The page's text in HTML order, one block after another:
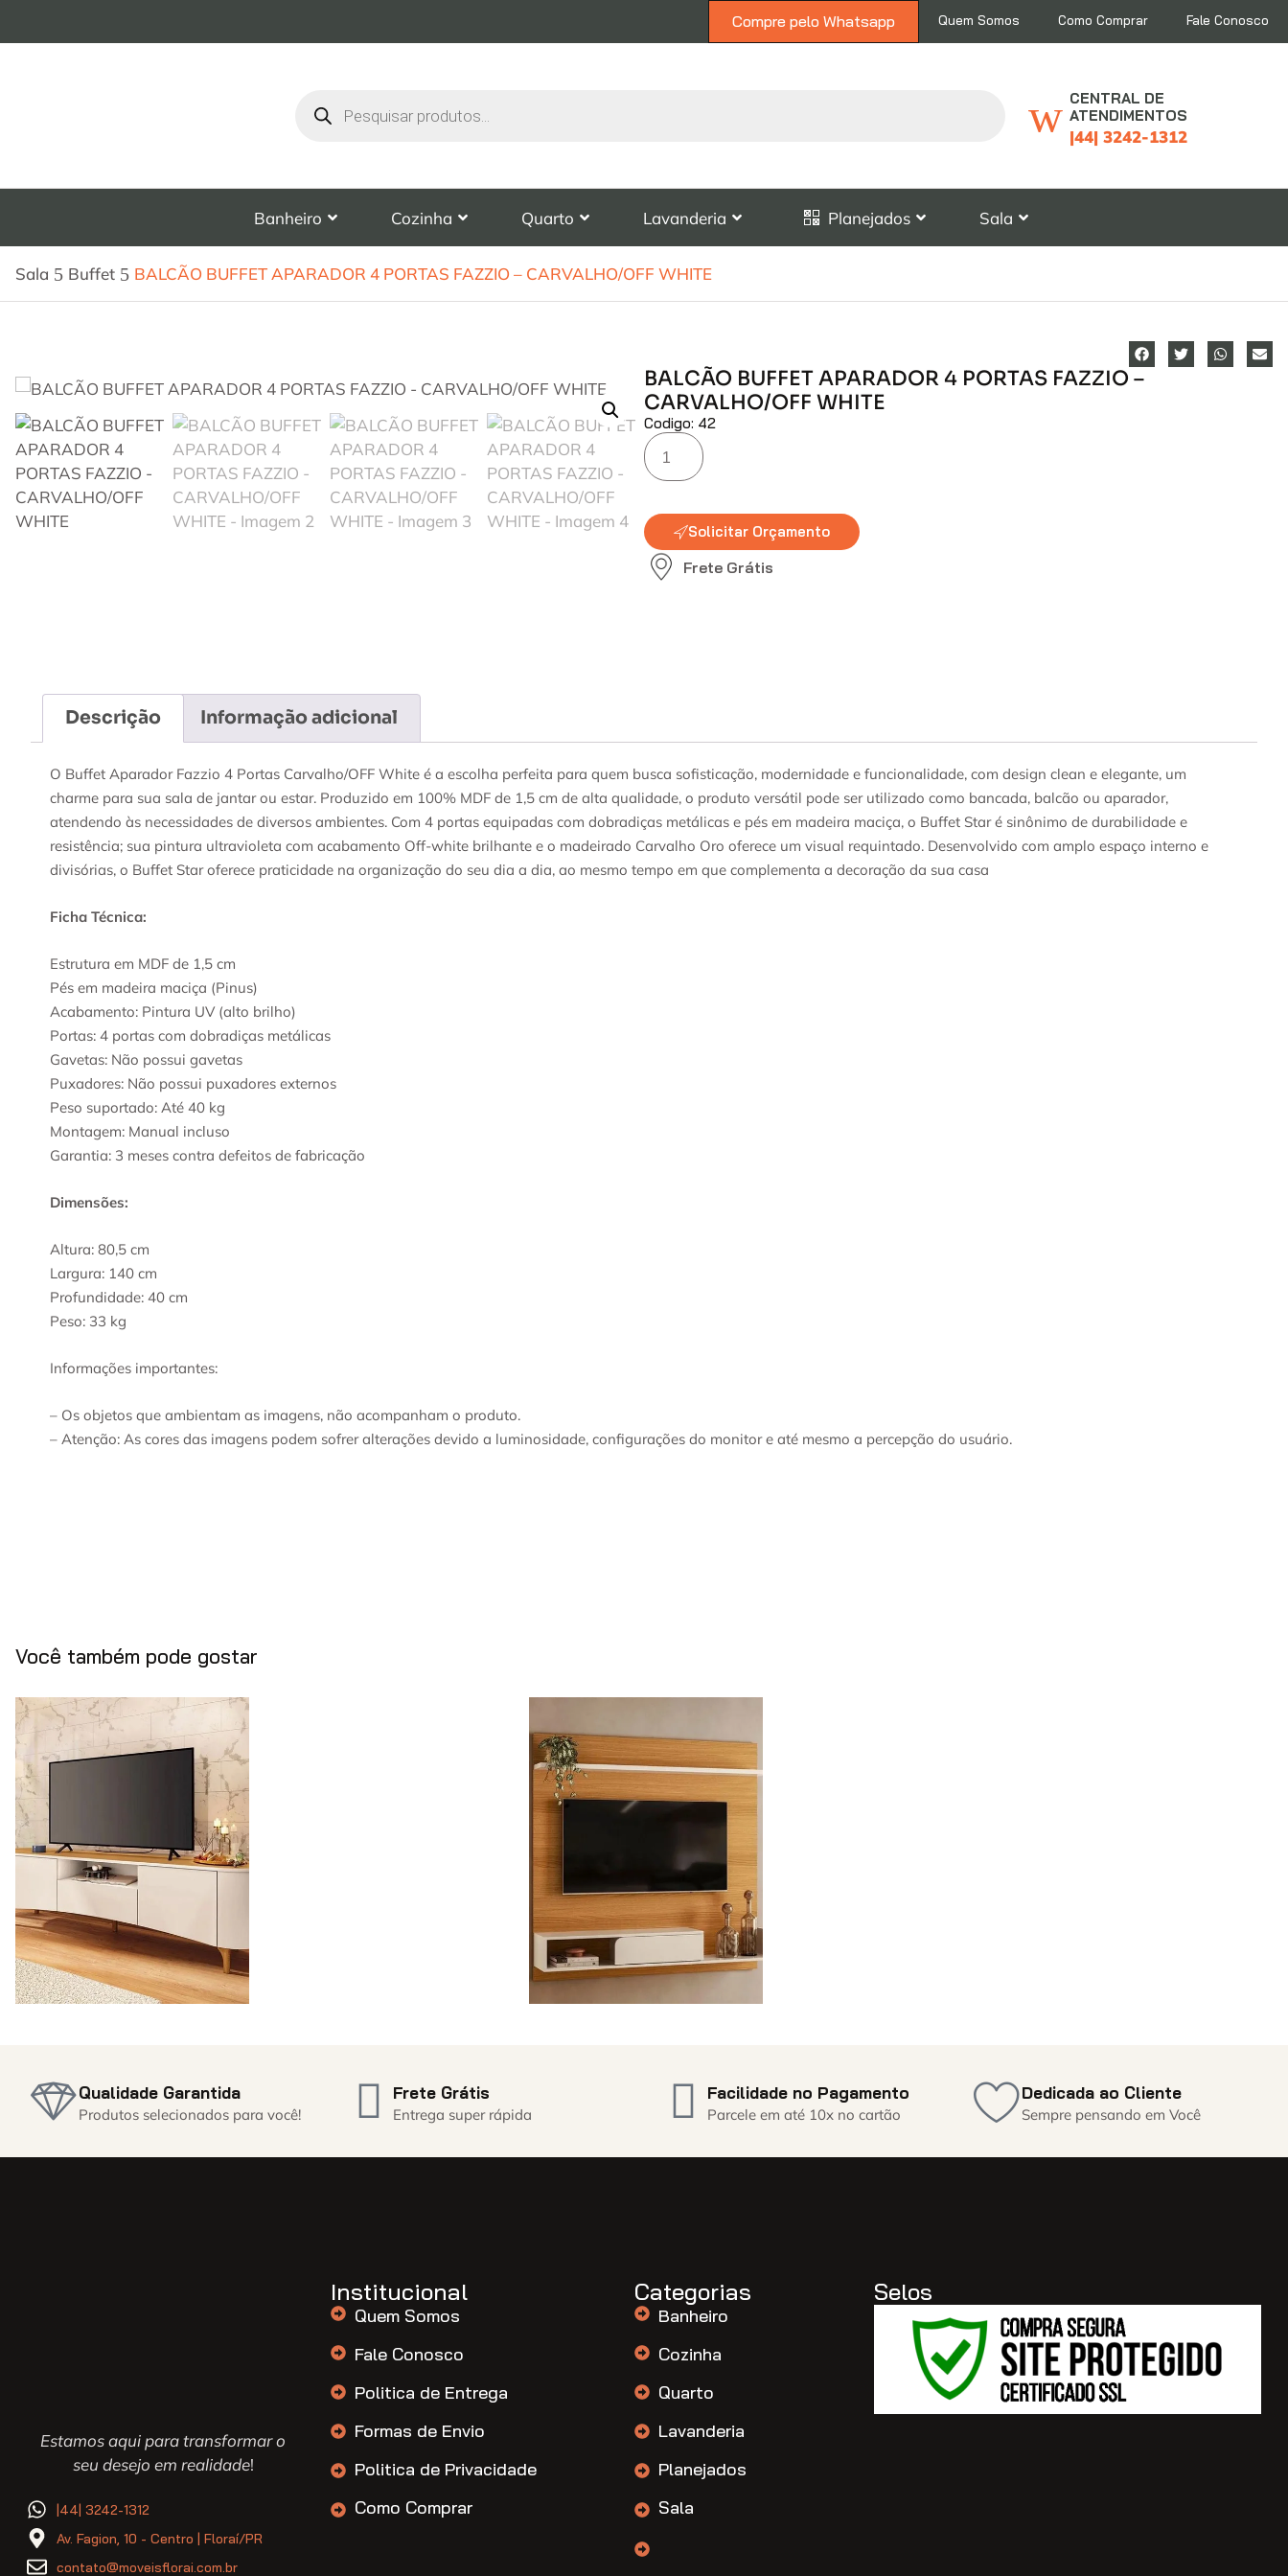
Quem Somos Como Comprar Fale Conosco
Compre pelo Whatsapp
CENTRAL DE
ATENDIMENTOS
|44| 3242-1312
Banheiro Cozinha Quarto Lavanderia Planejados Sala
Sala Buffet BALCÃO BUFFET APARADOR 4 PORTAS FAZZIO – CARVALHO/OFF WHITE
BALCÃO BUFFET APARADOR 4 PORTAS FAZZIO –
CARVALHO/OFF WHITE
Codigo: 42
Solicitar Orçamento
Frete Grátis
Descrição Informação adicional
O Buffet Aparador Fazzio 4 Portas Carvalho/OFF White é a escolha perfeita para quem busca sofisticação, modernidade e funcionalidade, com design clean e elegante, um
charme para sua sala de jantar ou estar. Produzido em 100% MDF de 1,5 cm de alta qualidade, o produto versátil pode ser utilizado como bancada, balcão ou aparador,
atendendo às necessidades de diversos ambientes. Com 4 portas equipadas com dobradiças metálicas e pés em madeira maciça, o Buffet Star é sinônimo de durabilidade e
resistência; sua pintura ultravioleta com acabamento Off-white brilhante e o madeirado Carvalho Oro oferece um visual requintado. Desenvolvido com amplo espaço interno e
divisórias, o Buffet Star oferece praticidade na organização do seu dia a dia, ao mesmo tempo em que complementa a decoração da sua casa
Ficha Técnica:
Estrutura em MDF de 1,5 cm
Pés em madeira maciça (Pinus)
Acabamento: Pintura UV (alto brilho)
Portas: 4 portas com dobradiças metálicas
Gavetas: Não possui gavetas
Puxadores: Não possui puxadores externos
Peso suportado: Até 40 kg
Montagem: Manual incluso
Garantia: 3 meses contra defeitos de fabricação
Dimensões:
Altura: 80,5 cm
Largura: 140 cm
Profundidade: 40 cm
Peso: 33 kg
Informações importantes:
– Os objetos que ambientam as imagens, não acompanham o produto.
– Atenção: As cores das imagens podem sofrer alterações devido a luminosidade, configurações do monitor e até mesmo a percepção do usuário.
Você também pode gostar
Qualidade Garantida
Produtos selecionados para você!
Frete Grátis
Entrega super rápida
Facilidade no Pagamento
Parcele em até 10x no cartão
Dedicada ao Cliente
Sempre pensando em Você
Estamos aqui para transformar o
seu desejo em realidade!
|44| 3242-1312
Av. Fagion, 10 - Centro | Floraí/PR
contato@moveisflorai.com.br
Institucional
Quem Somos
Fale Conosco
Politica de Entrega
Formas de Envio
Politica de Privacidade
Como Comprar
Categorias
Banheiro
Cozinha
Quarto
Lavanderia
Planejados
Sala
Selos